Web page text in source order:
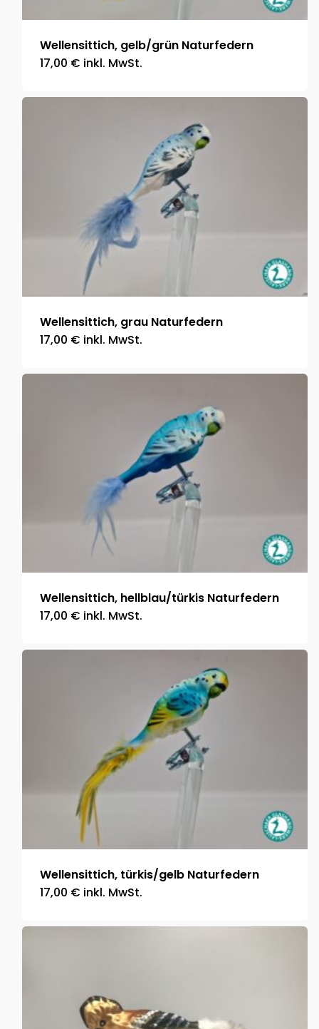
Wellensittich, gelb/grün Naturfedern
17,00 € inkl. MwSt.
Wellensittich, grau Naturfedern
17,00 € inkl. MwSt.
Wellensittich, hellblau/türkis Naturfedern
17,00 € inkl. MwSt.
Wellensittich, türkis/gelb Naturfedern
17,00 € inkl. MwSt.